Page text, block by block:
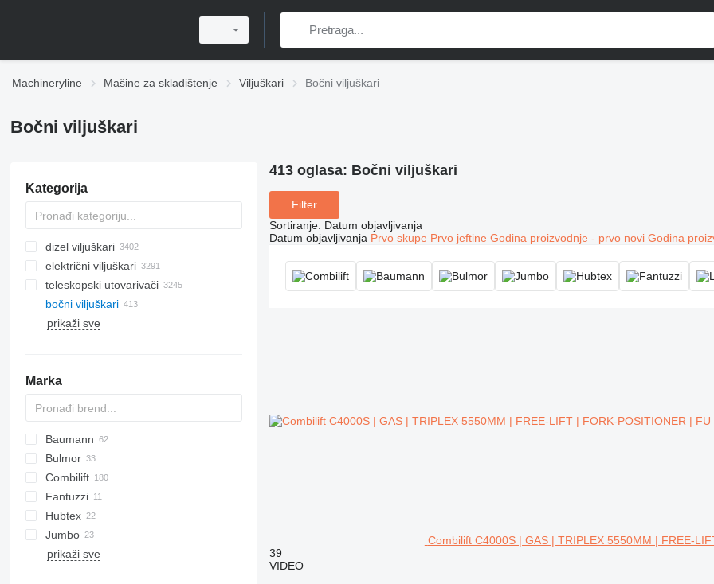
Machineryline Mašine za skladištenje Viljuškari Bočni viljuškari
Bočni viljuškari
Kategorija
dizel viljuškari
električni viljuškari
teleskopski utovarivači
bočni viljuškari
prikaži sve
Marka
FRE
HT
Baumann
AS
DFQ
DX
EMS
EVS
GS
Bulmor
Combilift
C-Series
Fantuzzi
SF
Hubtex
DQ
MQ
Jumbo
JDQ
DCG
BOSS
K-series
LG
Compact
prikaži sve
413 oglasa: Bočni viljuškari
Filter
Sortiranje: Datum objavljivanja
Datum objavljivanja Prvo skupe Prvo jeftine Godina proizvodnje - prvo novi Godina
Combilift C4000S | GAS | TRIPLEX 5550MM | FREE-
39
VIDEO